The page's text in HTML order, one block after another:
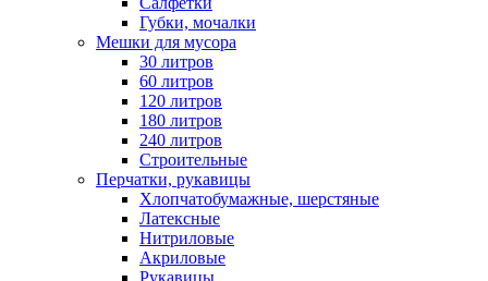
Губки, мочалки
Мешки для мусора
30 литров
60 литров
120 литров
180 литров
240 литров
Строительные
Перчатки, рукавицы
Хлопчатобумажные, шерстяные
Латексные
Нитриловые
Акриловые
Рукавицы